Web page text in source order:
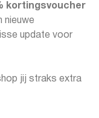
kortingsvoucher
nieuwe
update voor
jij straks extra